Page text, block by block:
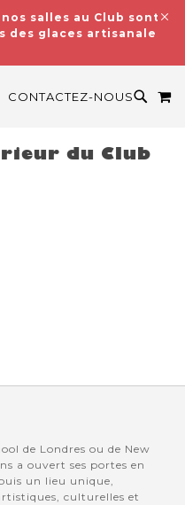
nos salles au Club sont
des glaces artisanales
CONTACTEZ-NOUS
du Club
de Londres ou de New
a ouvert ses portes en
un lieu unique,
culturelles et